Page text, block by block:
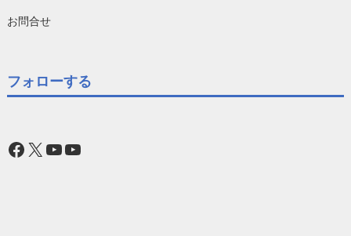
お問合せ
フォローする
Facebook
X YouTube
YouTube